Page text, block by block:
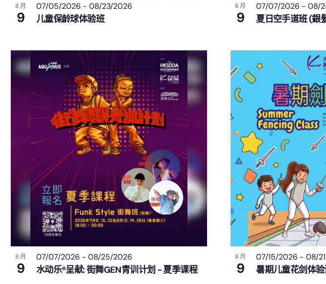
8 月
9
07/05/2026 - 08/23/2026
儿童保龄球体验班
8 月
9
07/07/2026 -08/
夏日空手道班 (銀
8 月
9
07/07/2026 - 08/25/2026
水动乐®呈献: 街舞GEN青训计划 - 夏季课程
8 月
9
07/15/2026 -08/
暑期儿童花剑体